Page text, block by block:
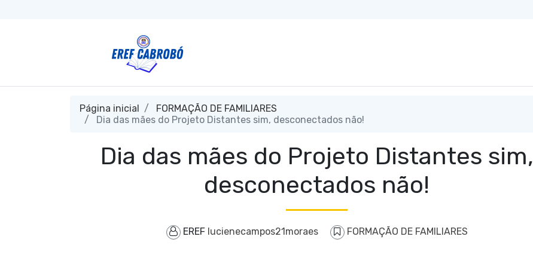
Página inicial
FORMAÇÃO DE FAMILIARES
Dia das mães do Projeto Distantes sim, desconectados não!
Dia das mães do Projeto Distantes sim,
desconectados não!
EREF lucienecampos21moraes FORMAÇÃO DE FAMILIARES